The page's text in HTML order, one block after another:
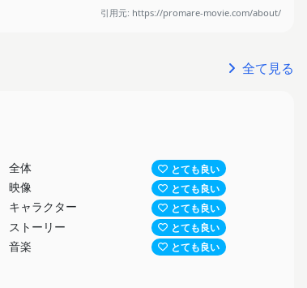
イからその功績を認められ ―― ガロにとって
ニッシュ〉を引き連れて脱走する。後を追っ
引用元: https://promare-movie.com/about/
全て見る
全体 とても良い
映像 とても良い
キャラクター とても良い
ストーリー とても良い
音楽 とても良い